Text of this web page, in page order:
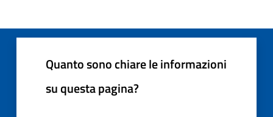
Quanto sono chiare le informazioni
su questa pagina?